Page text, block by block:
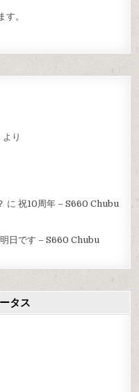
。
より
に 祝10周年 – S660 Chubu
日です – S660 Chubu
タス